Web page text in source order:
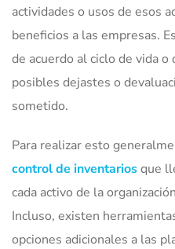
actividades o usos de esos
beneficios a las empresas.
de acuerdo al ciclo de vida
posibles dejastes o
sometido.
Para realizar esto
control de inventariosque
cada activo de la
Incluso, existen
opciones adicionales a las